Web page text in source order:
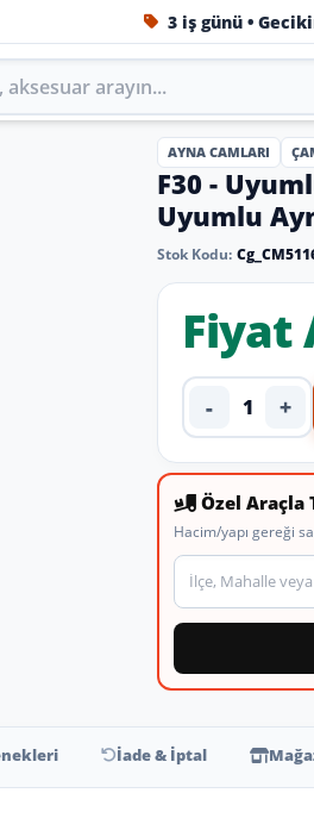
3 iş günü •
1984'ten beri Türkiye’nin
AYNA CAMLARI
F30 -
Uyumlu
Stok Kodu:
Fiyat
Ürün adedi
- +
Özel Araçla
Hacim/yapı gereği
Teslimat veya
İade & İptal